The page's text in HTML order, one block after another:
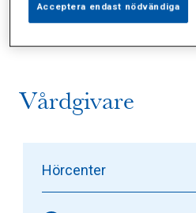
Sidor (0) Press (0)
Vårdgivare
Hörcenter
Acceptera endast nödvändiga